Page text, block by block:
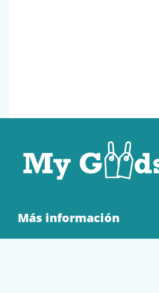
Más información